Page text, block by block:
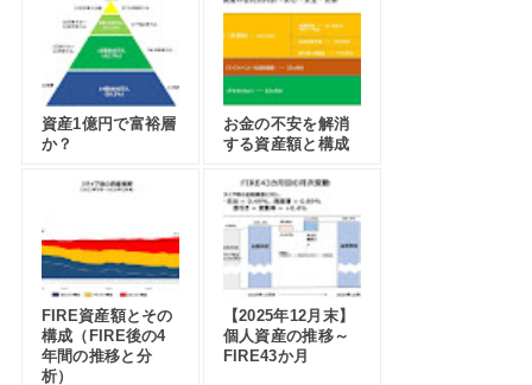
資産1億円で富裕層
か？
お金の不安を解消
する資産額と構成
FIRE資産額とその
構成（FIRE後の4
年間の推移と分
析）
【2025年12月末】
個人資産の推移～
FIRE43か月